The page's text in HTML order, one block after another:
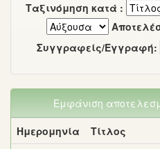
Ταξινόμηση κατά :
Συγγραφείς/Εγγραφή:
Εμφάνιση
Ημερομηνία
Τίτλος